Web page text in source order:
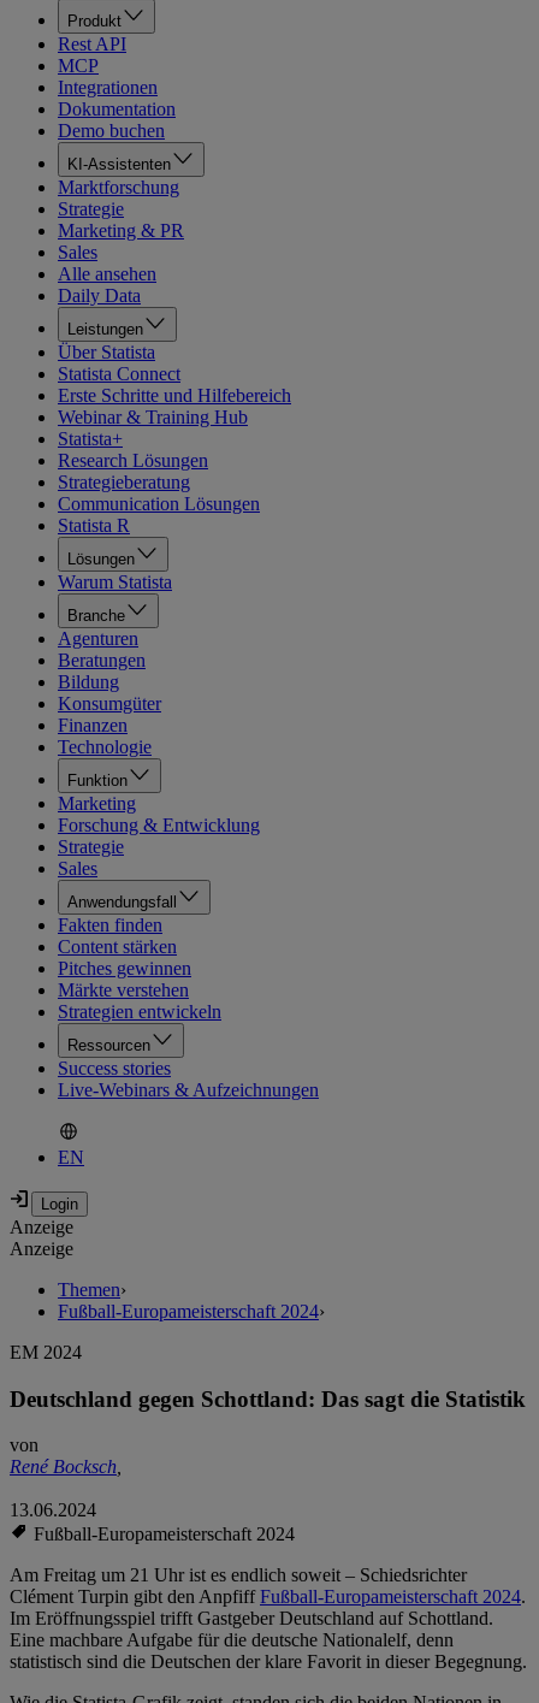
Produkt
Rest API
MCP
Integrationen
Dokumentation
Demo buchen
KI-Assistenten
Marktforschung
Strategie
Marketing & PR
Sales
Alle ansehen
Daily Data
Leistungen
Über Statista
Statista Connect
Erste Schritte und Hilfebereich
Webinar & Training Hub
Statista+
Research Lösungen
Strategieberatung
Communication Lösungen
Statista R
Lösungen
Warum Statista
Branche
Agenturen
Beratungen
Bildung
Konsumgüter
Finanzen
Technologie
Funktion
Marketing
Forschung & Entwicklung
Strategie
Sales
Anwendungsfall
Fakten finden
Content stärken
Pitches gewinnen
Märkte verstehen
Strategien entwickeln
Ressourcen
Success stories
Live-Webinars & Aufzeichnungen
EN
Anzeige
Anzeige
Themen›
Fußball-Europameisterschaft 2024›
EM 2024
Deutschland gegen Schottland: Das sagt die Statistik
von
René Bocksch,
13.06.2024
Fußball-Europameisterschaft 2024
Am Freitag um 21 Uhr ist es endlich soweit – Schiedsrichter
Clément Turpin gibt den AnpfiffFußball-Europameisterschaft 2024.
Im Eröffnungsspiel trifft Gastgeber Deutschland auf Schottland.
Eine machbare Aufgabe für die deutsche Nationalelf, denn
statistisch sind die Deutschen der klare Favorit in dieser Begegnung.